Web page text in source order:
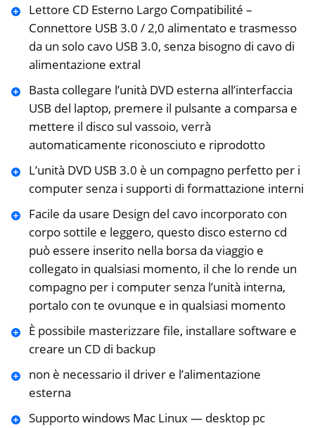
Lettore CD Esterno Largo Compatibilité –
Connettore USB 3.0 / 2,0 alimentato e trasmesso
da un solo cavo USB 3.0, senza bisogno di cavo di
alimentazione extral
Basta collegare l’unità DVD esterna all’interfaccia
USB del laptop, premere il pulsante a comparsa e
mettere il disco sul vassoio, verrà
automaticamente riconosciuto e riprodotto
L’unità DVD USB 3.0 è un compagno perfetto per i
computer senza i supporti di formattazione interni
Facile da usare Design del cavo incorporato con
corpo sottile e leggero, questo disco esterno cd
può essere inserito nella borsa da viaggio e
collegato in qualsiasi momento, il che lo rende un
compagno per i computer senza l’unità interna,
portalo con te ovunque e in qualsiasi momento
È possibile masterizzare file, installare software e
creare un CD di backup
non è necessario il driver e l’alimentazione
esterna
Supporto windows Mac Linux — desktop pc